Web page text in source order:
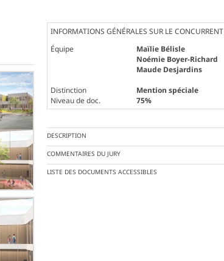
INFORMATIONS GÉNÉRALES SUR LE CONCURRENT
Équipe
Maïlie Bélisle
Noémie Boyer-Richard
Maude Desjardins
Distinction
Mention spéciale
Niveau de doc.
75%
DESCRIPTION
COMMENTAIRES DU JURY
LISTE DES DOCUMENTS ACCESSIBLES